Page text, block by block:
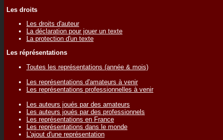
Les droits
Les droits d'auteur
La déclaration pour jouer un texte
La protection d'un texte
Les réprésentations
Toutes les représentations (année & mois)
Les représentations d'amateurs à venir
Les représentations professionnelles à venir
Les auteurs joués par des amateurs
Les auteurs joués par des professionnels
Les représentations en France
Les représentations dans le monde
L'ajout d'une représentation